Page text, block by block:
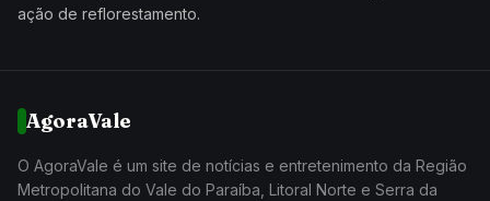
ação de reflorestamento.
AgoraVale
O AgoraVale é um site de notícias e entretenimento da Região
Metropolitana do Vale do Paraíba, Litoral Norte e Serra da